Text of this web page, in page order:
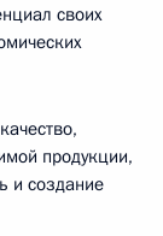
своих
продукции,
и создание